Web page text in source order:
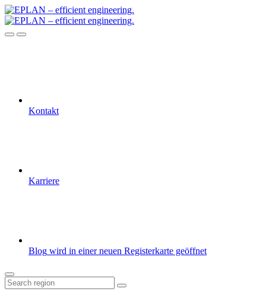
Kontakt
Karriere
Blog wird in einer neuen Registerkarte geöffnet